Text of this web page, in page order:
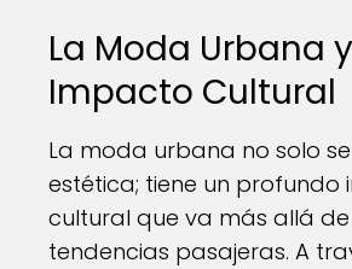
La Moda Urbana
Impacto Cultural
La moda urbana no solo
estética; tiene un profundo
cultural que va más allá
tendencias pasajeras. A